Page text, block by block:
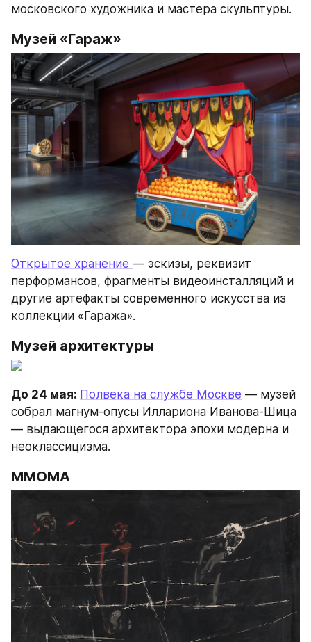
московского художника и мастера скульптуры.
Музей «Гараж»
Открытое хранение — эскизы, реквизит
перформансов, фрагменты видеоинсталляций и
другие артефакты современного искусства из
коллекции «Гаража».
Музей архитектуры
До 24 мая: Полвека на службе Москве — музей
собрал магнум-опусы Иллариона Иванова-Шица
— выдающегося архитектора эпохи модерна и
неоклассицизма.
ММОМА